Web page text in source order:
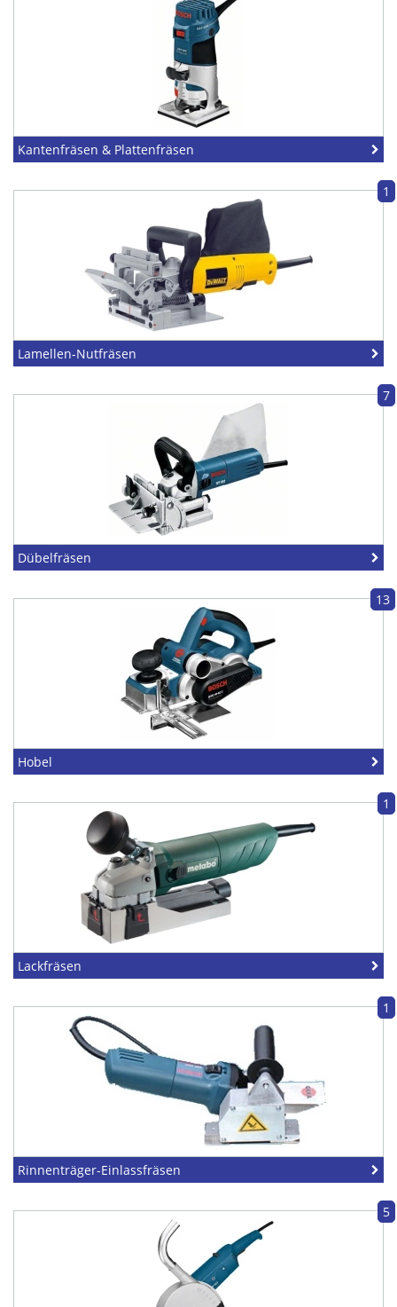
Kantenfräsen & Plattenfräsen
1
Lamellen-Nutfräsen
7
Dübelfräsen
13
Hobel
1
Lackfräsen
1
Rinnenträger-Einlassfräsen
5